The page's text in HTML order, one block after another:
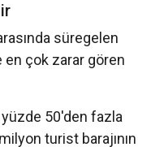
süregelen
çok zarar gören
yüzde 50'den fazla
turist barajının